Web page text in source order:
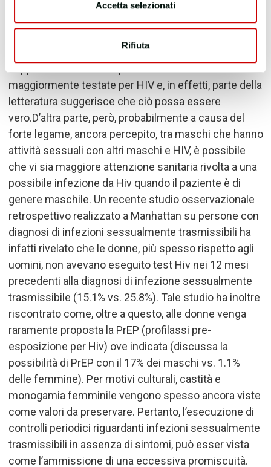
Accetta selezionati
Rifiuta
maschile. Come si può facilmente intuire, tale offerta
non viene presentata nemmeno alle pazienti di
Questa opportunità potrebbe far
maggiormente testate per HIV e, in effetti, parte della
letteratura suggerisce che ciò possa essere
vero.D’altra parte, però, probabilmente a causa del
forte legame, ancora percepito, tra maschi che hanno
attività sessuali con altri maschi e HIV, è possibile
che vi sia maggiore attenzione sanitaria rivolta a una
possibile infezione da Hiv quando il paziente è di
genere maschile. Un recente studio osservazionale
retrospettivo realizzato a Manhattan su persone con
diagnosi di infezioni sessualmente trasmissibili ha
infatti rivelato che le donne, più spesso rispetto agli
uomini, non avevano eseguito test Hiv nei 12 mesi
precedenti alla diagnosi di infezione sessualmente
trasmissibile (15.1% vs. 25.8%). Tale studio ha inoltre
riscontrato come, oltre a questo, alle donne venga
raramente proposta la PrEP (profilassi pre-
esposizione per Hiv) ove indicata (discussa la
possibilità di PrEP con il 17% dei maschi vs. 1.1%
delle femmine). Per motivi culturali, castità e
monogamia femminile vengono spesso ancora viste
come valori da preservare. Pertanto, l’esecuzione di
controlli periodici riguardanti infezioni sessualmente
trasmissibili in assenza di sintomi, può esser vista
come l ’ammissione di una eccessiva promiscuità.